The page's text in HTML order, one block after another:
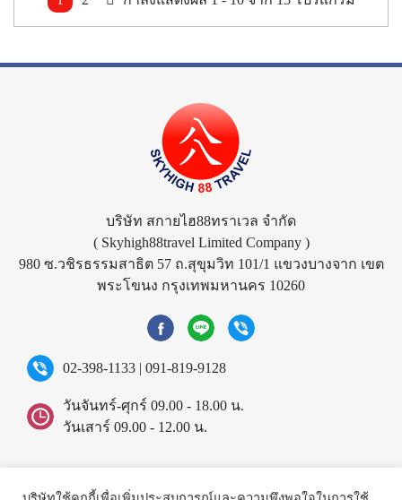
บริษัท สกายไฮ88ทราเวล จำกัด
( Skyhigh88travel Limited Company )
980 ซ.วชิรธรรมสาธิต 57 ถ.สุขุมวิท 101/1 แขวงบางจาก เขต
พระโขนง กรุงเทพมหานคร 10260
02-398-1133 | 091-819-9128
วันจันทร์-ศุกร์ 09.00 - 18.00 น.
วันเสาร์ 09.00 - 12.00 น.
©2026 Skyhigh88travel. All rights reserved.